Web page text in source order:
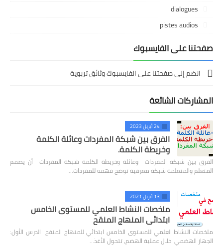
dialogues
pistes audios
صفحتنا على الفايسبوك
انضم إلى صفحتنا على الفايسبوك وثائق تربوية
المشاركات الشائعة
24 أبريل 2023
الفرق بين شبكة المفردات وعائلة الكلمة
وخريطة الكلمة.
الفرق بين شبكة المفردات وعائلة وخريطة الكلمة شبكة المفردات أن يصمم
المتعلم والمتعلمة شبكة معرفية توضح فهمه للمفردات…
13 أبريل 2021
ملخصات النشاط العلمي للمستوى الخامس
ابتدائي المنهاج المنقح
ملخصات النشاط العلمي للمستوى الخامس ابتدائي للمنهاج المنقح الدرس الأول:
الجهاز الهضمي خلال عملية الهضم، تتحول الأغذ…